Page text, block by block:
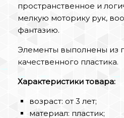
пространственное и
мелкую моторику рук,
фантазию.
Элементы выполнены из
качественного пластика.
Характеристики товара:
возраст: от 3 лет;
материал: пластик;